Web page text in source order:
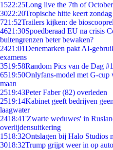
1522:25Long live the 7th of October
3022:20Tropische hitte keert
721:52Trailers kijken: de
4621:30Spoedberaad EU na crisis
buitengrenzen beter bewaken?
2421:01Denemarken pakt AI-
examens
3519:58Random Pics van de Dag
6519:50Onlyfans-model met G-cup
maan
2519:43Peter Faber (82) overleden
2519:14Kabinet geeft bedrijven
laagwater
2418:41'Zwarte weduwes' in
overlijdensuitkering
1518:32Ontslagen bij Halo Studios
3018:32Trump grijpt weer in op